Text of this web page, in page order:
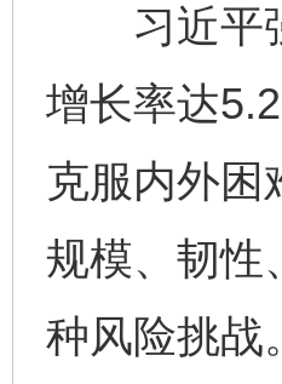
习近平强
增长率达
克服内外困
规模、韧性
种风险挑战